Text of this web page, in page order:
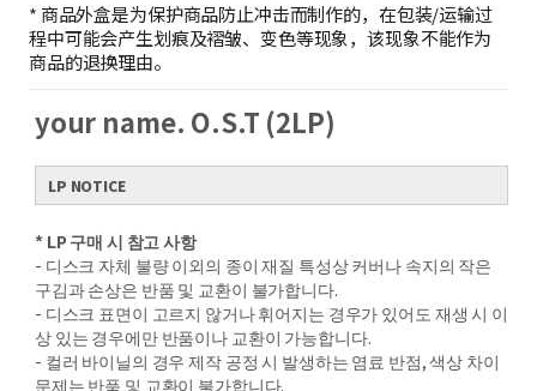
* 商品外盒是为保护商品防止冲击而制作的，在包装/运输过
程中可能会产生划痕及褶皱、变色等现象，该现象不能作为
商品的退换理由。
your name. O.S.T (2LP)
LP NOTICE
* LP 구매 시 참고 사항
- 디스크 자체 불량 이외의 종이 재질 특성상 커버나 속지의 작은
구김과 손상은 반품 및 교환이 불가합니다.
- 디스크 표면이 고르지 않거나 휘어지는 경우가 있어도 재생 시 이
상 있는 경우에만 반품이나 교환이 가능합니다.
- 컬러 바이닐의 경우 제작 공정 시 발생하는 염료 반점, 색상 차이
문제는 반품 및 교환이 불가합니다.